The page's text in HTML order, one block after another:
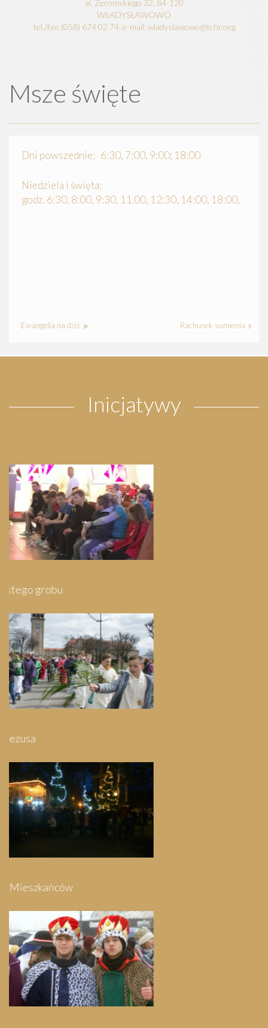
al. Żeromskiego 32, 84-120
WŁADYSŁAWOWO
tel./fax: (058) 674 02 74, e-mail: wladyslawowo@tchr.org
Msze święte
Dni powszednie: 6:30, 7:00, 9:00; 18:00
Niedziela i święta:
godz. 6:30, 8:00, 9:30, 11.00, 12:30, 14:00, 18:00,
Ewangelia na dziś Rachunek sumienia
Inicjatywy
Pielgrzymka do Wejherowa
Festyn Parafialny